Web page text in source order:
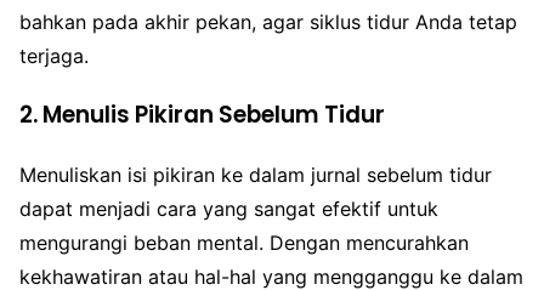
bahkan pada akhir pekan, agar siklus tidur Anda tetap
terjaga.
2. Menulis Pikiran Sebelum Tidur
Menuliskan isi pikiran ke dalam jurnal sebelum tidur
dapat menjadi cara yang sangat efektif untuk
mengurangi beban mental. Dengan mencurahkan
kekhawatiran atau hal-hal yang mengganggu ke dalam